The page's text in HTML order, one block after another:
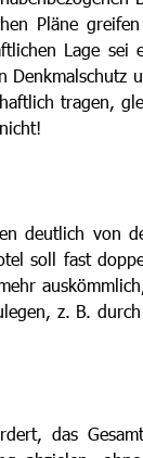
Pläne
Lage
tragen,
deutlich von
soll fast
z. B.
das